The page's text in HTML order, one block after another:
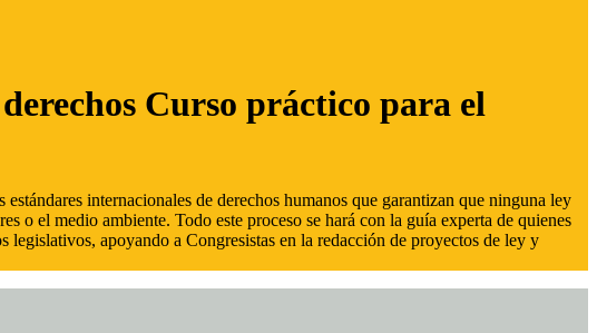
Curso práctico para el
internacionales de derechos humanos que garantizan que ninguna ley
o el medio ambiente. Todo este proceso se hará con la guía experta de quienes
apoyando a Congresistas en la redacción de proyectos de ley y